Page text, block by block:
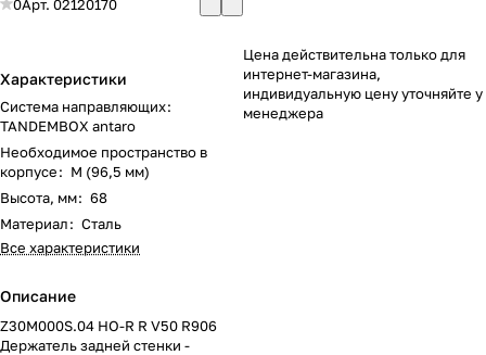
0Арт. 02120170
Характеристики
Система направляющих:
TANDEMBOX antaro
Необходимое пространство в
корпусе: M (96,5 мм)
Высота, мм: 68
Материал: Сталь
Все характеристики
Описание
Z30M000S.04 HO-R R V50 R906
Держатель задней стенки -
Цена действительна только для
интернет-магазина,
индивидуальную цену уточняйте у
менеджера